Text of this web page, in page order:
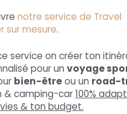
notre service de Travel
sur mesure.
service on créer ton
pour un voyage
bien-êtreou un road-
& camping-car100%
& ton budget.